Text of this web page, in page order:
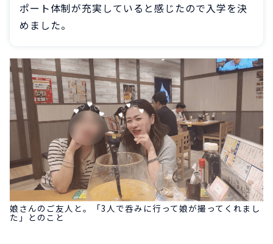
ポート体制が充実していると感じたので入学を決
めました。
娘さんのご友人と。「3人で呑みに行って娘が撮ってくれまし
た」とのこと